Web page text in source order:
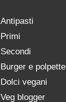
Antipasti
Primi
Secondi
Burger e polpette
Dolci vegani
Veg blogger